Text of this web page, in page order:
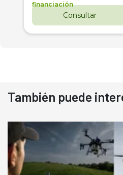
financiación
Consultar
También puede